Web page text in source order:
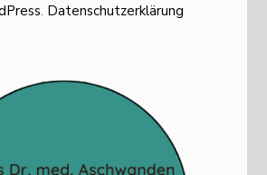
. Datenschutzerklärung